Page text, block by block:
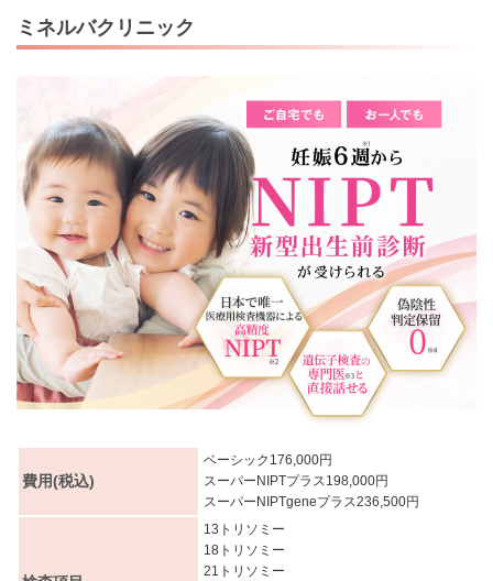
ミネルバクリニック
費用(税込)
ベーシック176,000円
スーパーNIPTプラス198,000円
スーパーNIPTgeneプラス236,500円
13トリソミー
18トリソミー
21トリソミー